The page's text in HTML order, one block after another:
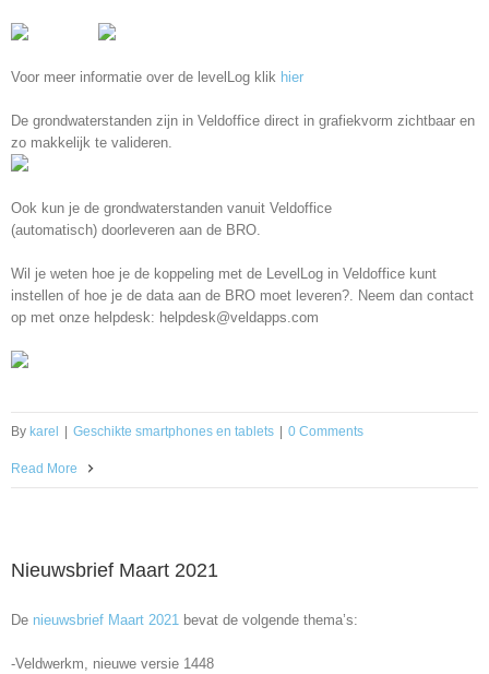
Voor meer informatie over de levelLog klik hier
De grondwaterstanden zijn in Veldoffice direct in grafiekvorm zichtbaar en
zo makkelijk te valideren.
Ook kun je de grondwaterstanden vanuit Veldoffice
(automatisch) doorleveren aan de BRO.
Wil je weten hoe je de koppeling met de LevelLog in Veldoffice kunt
instellen of hoe je de data aan de BRO moet leveren?. Neem dan contact
op met onze helpdesk: helpdesk@veldapps.com
By karel Geschikte smartphones en tablets 0 Comments
Read More
Nieuwsbrief Maart 2021
De nieuwsbrief Maart 2021 bevat de volgende thema’s:
-Veldwerkm, nieuwe versie 1448